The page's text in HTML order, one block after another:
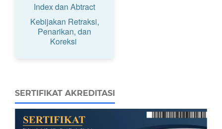
Index dan Abtract
Kebijakan Retraksi,
Penarikan, dan
Koreksi
SERTIFIKAT AKREDITASI